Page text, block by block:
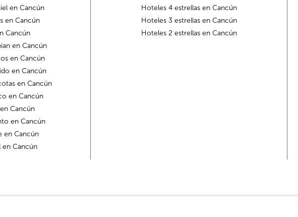
en Cancún
en Cancún
Cancún
en Cancún
en Cancún
en Cancún
en Cancún
en Cancún
Cancún
en Cancún
en Cancún
en Cancún
Hoteles 4 estrellas en Cancún
Hoteles 3 estrellas en Cancún
Hoteles 2 estrellas en Cancún